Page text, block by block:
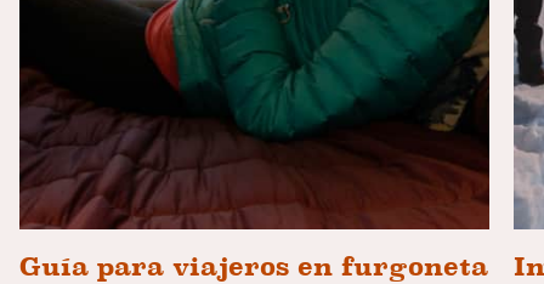
Guía para viajeros en furgoneta